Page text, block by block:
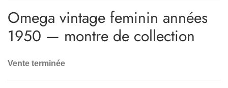
Omega vintage feminin années
1950 — montre de collection
Vente terminée